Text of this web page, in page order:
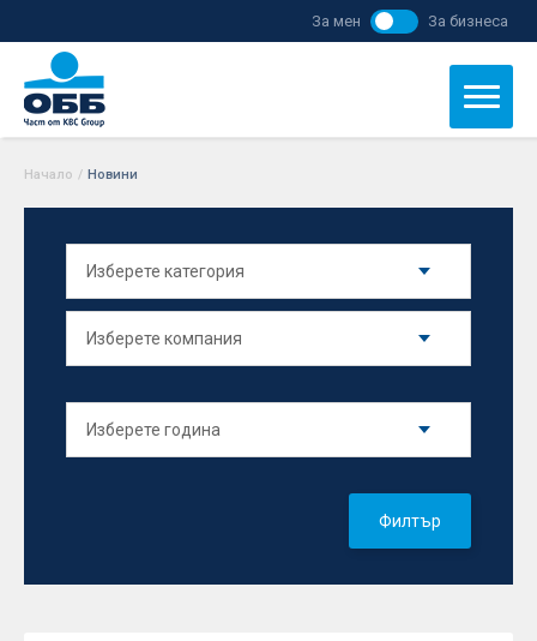
За мен За бизнеса
Начало / Новини
Филтър